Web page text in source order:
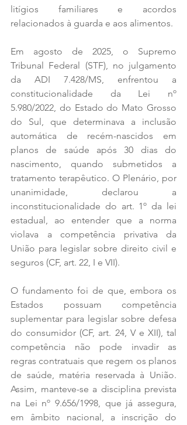
litígios familiares e acordos
relacionados à guarda e aos alimentos.
Em agosto de 2025, o Supremo
Tribunal Federal (STF), no julgamento
da ADI 7.428/MS, enfrentou a
constitucionalidade da Lei nº
5.980/2022, do Estado do Mato Grosso
do Sul, que determinava a inclusão
automática de recém-nascidos em
planos de saúde após 30 dias do
nascimento, quando submetidos a
tratamento terapêutico. O Plenário, por
unanimidade, declarou a
inconstitucionalidade do art. 1º da lei
estadual, ao entender que a norma
violava a competência privativa da
União para legislar sobre direito civil e
seguros (CF, art. 22, I e VII).
O fundamento foi de que, embora os
Estados possuam competência
suplementar para legislar sobre defesa
do consumidor (CF, art. 24, V e XII), tal
competência não pode invadir as
regras contratuais que regem os planos
de saúde, matéria reservada à União.
Assim, manteve-se a disciplina prevista
na Lei nº 9.656/1998, que já assegura,
em âmbito nacional, a inscrição do